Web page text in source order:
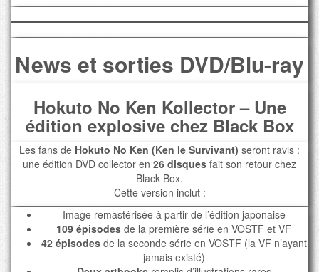
News et sorties DVD/Blu-ray
Hokuto No Ken Kollector – Une
édition explosive chez Black Box
Les fans de Hokuto No Ken (Ken le Survivant) seront ravis :
une édition DVD collector en 26 disques fait son retour chez
Black Box.
Cette version inclut :
Image remastérisée à partir de l’édition japonaise
109 épisodes de la première série en VOSTF et VF
42 épisodesde la seconde série en VOSTF (la VF n’ayant
jamais existé)